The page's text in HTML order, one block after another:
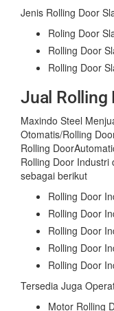
Jenis Rolling Door
Roling Door
Rolling Door
Rolling Door
Jual Rolling
Maxindo Steel
Otomatis/Rolling
Rolling
Rolling Door Industri
sebagai berikut
Rolling Door
Rolling Door
Rolling Door
Rolling Door
Rolling Door
Tersedia Juga
Motor Rolling